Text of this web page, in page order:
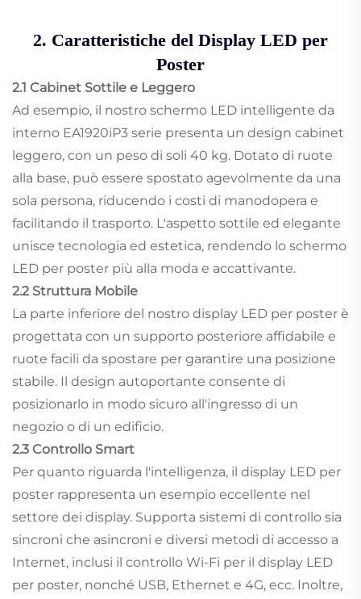
2. Caratteristiche del Display LED per
Poster
2.1 Cabinet Sottile e Leggero
Ad esempio, il nostro schermo LED intelligente da
interno EA1920iP3 serie presenta un design cabinet
leggero, con un peso di soli 40 kg. Dotato di ruote
alla base, può essere spostato agevolmente da una
sola persona, riducendo i costi di manodopera e
facilitando il trasporto. L'aspetto sottile ed elegante
unisce tecnologia ed estetica, rendendo lo schermo
LED per poster più alla moda e accattivante.
2.2 Struttura Mobile
La parte inferiore del nostro display LED per poster è
progettata con un supporto posteriore affidabile e
ruote facili da spostare per garantire una posizione
stabile. Il design autoportante consente di
posizionarlo in modo sicuro all'ingresso di un
negozio o di un edificio.
2.3 Controllo Smart
Per quanto riguarda l'intelligenza, il display LED per
poster rappresenta un esempio eccellente nel
settore dei display. Supporta sistemi di controllo sia
sincroni che asincroni e diversi metodi di accesso a
Internet, inclusi il controllo Wi-Fi per il display LED
per poster, nonché USB, Ethernet e 4G, ecc. Inoltre,